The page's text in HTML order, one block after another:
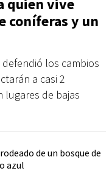
quien vive
coníferas y un
los cambios
a casi 2
lugares de bajas